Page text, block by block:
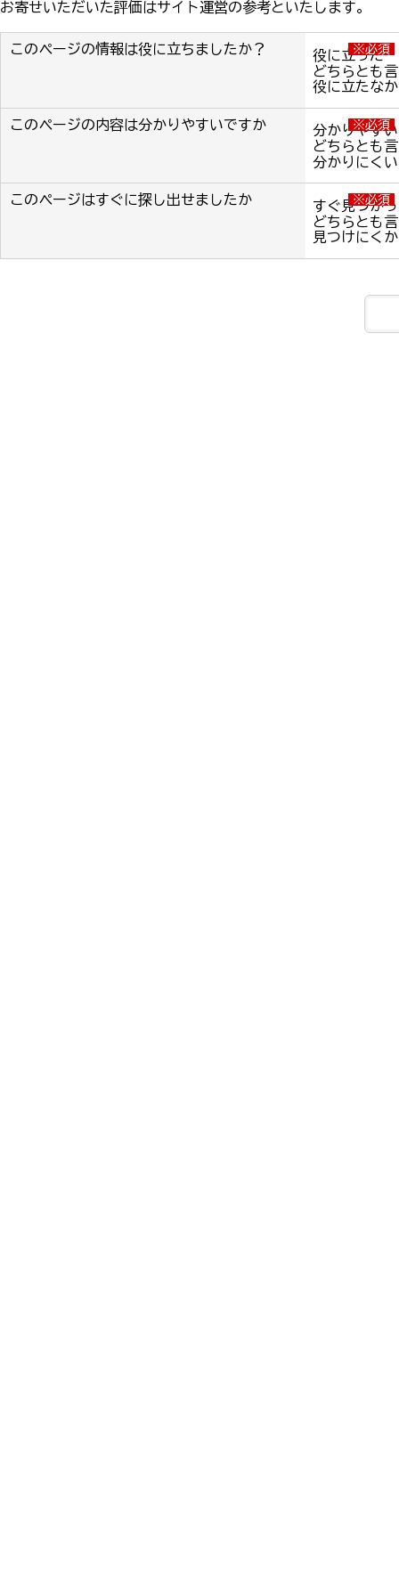
お寄せいただいた評価はサイト運営の参考といたします。
このページの情報は役に立ちましたか？ ※必須
役に立った
どちらとも
役に立たな
このページの内容は分かりやすいですか ※必須
分かりやすい
どちらとも
分かりにくい
このページはすぐに探し出せましたか ※必須
すぐ見つか
どちらとも
見つけにく